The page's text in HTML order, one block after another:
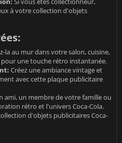
à votre collection d'objets
la au mur dans votre salon, cuisine,
une touche rétro instantanée.
Créez une ambiance vintage et
avec cette plaque publicitaire
ami, un membre de votre famille ou
rétro et l'univers Coca-Cola.
d'objets publicitaires Coca-